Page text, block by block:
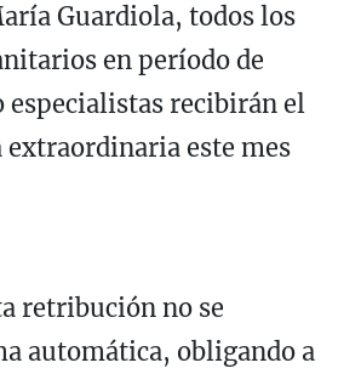
Guardiola, todos los
en período de
especialistas recibirán el
extraordinaria este mes
retribución no se
automática, obligando a